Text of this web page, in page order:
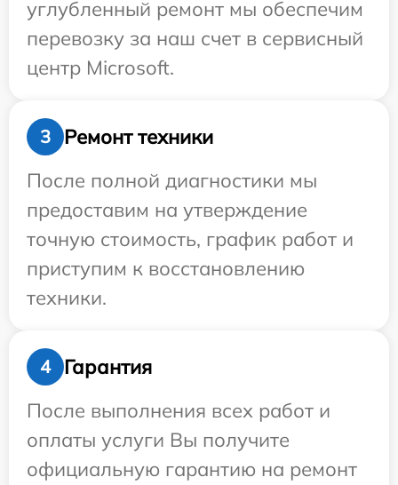
углубленный ремонт мы обеспечим
перевозку за наш счет в сервисный
центр Microsoft.
3
Ремонт техники
После полной диагностики мы
предоставим на утверждение
точную стоимость, график работ и
приступим к восстановлению
техники.
4
Гарантия
После выполнения всех работ и
оплаты услуги Вы получите
официальную гарантию на ремонт